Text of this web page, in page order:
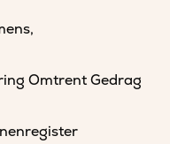
Omtrent Gedrag